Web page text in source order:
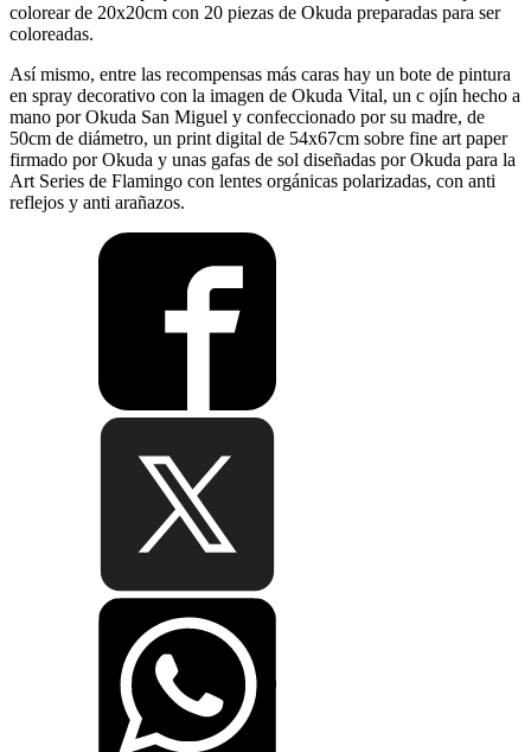
colorear de 20x20cm con 20 piezas de Okuda preparadas para ser
coloreadas.​
Así mismo, entre las recompensas más caras hay un bote de pintura
en spray decorativo con la imagen de Okuda Vital, un c ojín hecho a
mano por Okuda San Miguel y confeccionado por su madre, de
50cm de diámetro, un print digital de 54x67cm sobre fine art paper
firmado por Okuda y unas gafas de sol diseñadas por Okuda para la
Art Series de Flamingo con lentes orgánicas polarizadas, con anti
reflejos y anti arañazos.